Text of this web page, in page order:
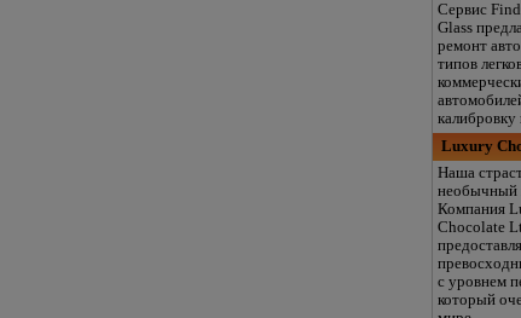
Сервис
Glass
ремонт
типов
Luxury
Наша
необычный
Компания
Chocolate
с уровнем
который